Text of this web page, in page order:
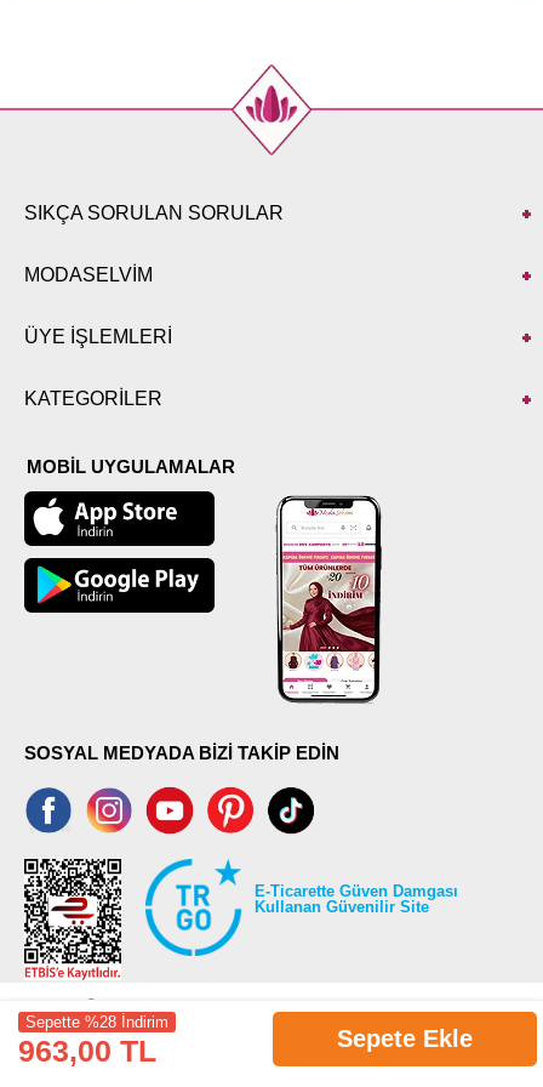
Sepette %28 İndirim
963,00 TL Sepete Ekle
SIKÇA SORULAN SORULAR
MODASELVİM
ÜYE İŞLEMLERİ
KATEGORİLER
MOBİL UYGULAMALAR
SOSYAL MEDYADA BİZİ TAKİP EDİN
E-Ticarette Güven Damgası
Kullanan Güvenilir Site
©2026 Tüm modaselvim.com hakları saklıdır.